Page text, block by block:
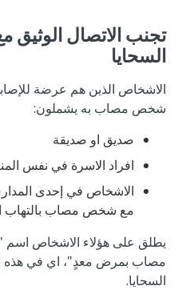
تجنب الاتصال الوثيق
السحايا
الاشخاص الذين هم عرضة
شخص مصاب به يشملون:
صديق او صديقة
افراد الاسرة في نفس
الاشخاص في إحدى
مع شخص مصاب بالتهاب
يطلق على هؤلاء الاشخاص
مصاب بمرض معدٍ"، اي في هذه
السحايا.